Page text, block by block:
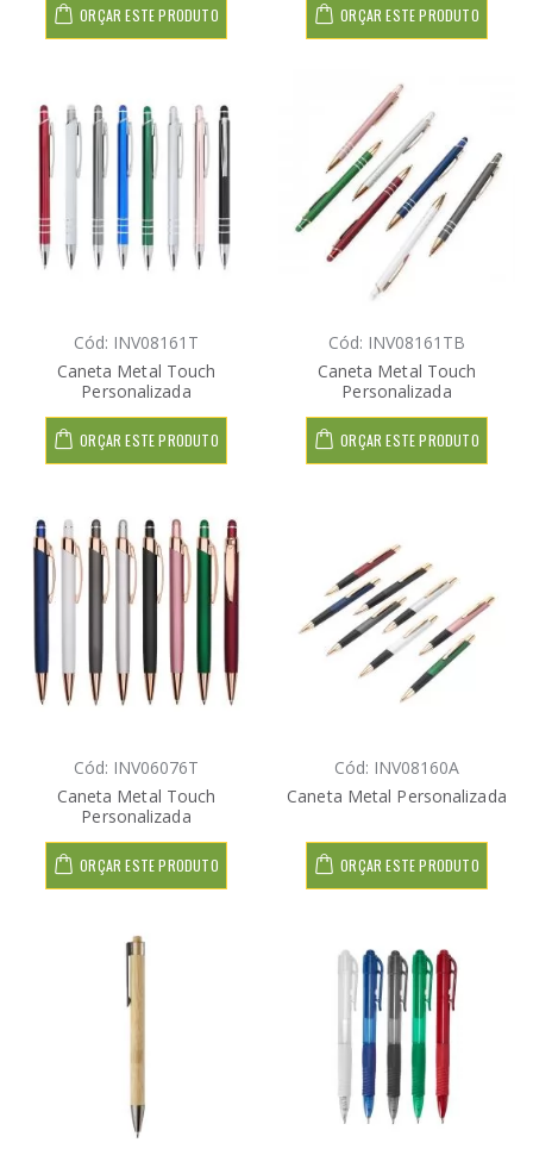
ORÇAR ESTE PRODUTO ORÇAR ESTE PRODUTO
Cód: INV08161T
Caneta Metal Touch
Personalizada
ORÇAR ESTE PRODUTO
Cód: INV08161TB
Caneta Metal Touch
Personalizada
ORÇAR ESTE PRODUTO
Cód: INV06076T
Caneta Metal Touch
Personalizada
ORÇAR ESTE PRODUTO
Cód: INV08160A
Caneta Metal Personalizada
ORÇAR ESTE PRODUTO